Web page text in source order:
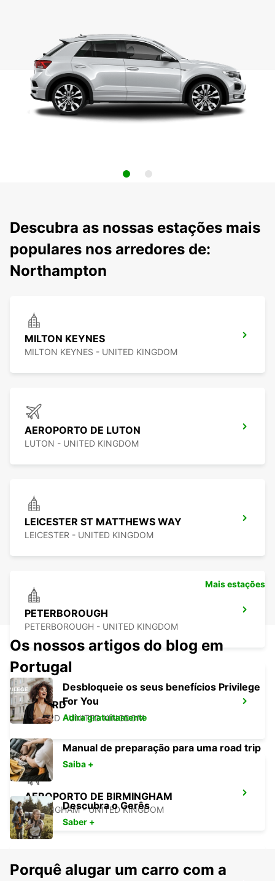
Descubra as nossas estações mais
populares nos arredores de:
Northampton
MILTON KEYNES
MILTON KEYNES - UNITED KINGDOM
AEROPORTO DE LUTON
LUTON - UNITED KINGDOM
LEICESTER ST MATTHEWS WAY
LEICESTER - UNITED KINGDOM
PETERBOROUGH
PETERBOROUGH - UNITED KINGDOM
OXFORD
OXFORD - UNITED KINGDOM
AEROPORTO DE BIRMINGHAM
BIRMINGHAM - UNITED KINGDOM
Mais estações
Os nossos artigos do blog em
Portugal
Desbloqueie os seus benefícios Privilege
For You
Adira gratuitamente
Manual de preparação para uma road trip
Saiba +
Descubra o Gerês
Saber +
Porquê alugar um carro com a